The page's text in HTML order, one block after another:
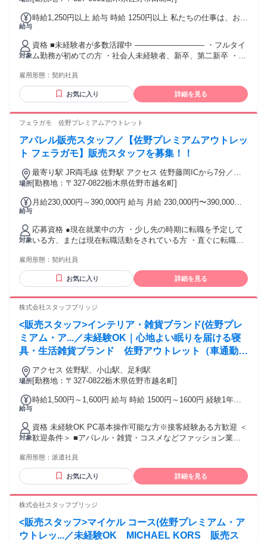
給与
時給1,250円以上 給与 時給 1250円以上 私たちの仕事は、お客
機会がたくさん。 あなたのアイデアと笑顔は、この街と、そ
こに住む人の毎日を豊かにします。 世界を目指すJINSの原点
は、そんな地域に根ざしたお店です。 ※さらに眼鏡作成技能
士資格を保有している場合、時給120円UP！ （社内承認後、
あり（月上限5万円まで支給）
対象
資格 ■未経験者が多数活躍中 ――――――――― ・フルタイ
ム勤務が初めての方 ・社会人未経験者、新卒、第二新卒 ・普
がなくて不安」という方も 教育研修制度が充実するJINSで
は、 問題なく活躍してくださっています。 【動画などの研修
ツール充実】 ※できることからスタートしつつ、 業務の合間
す◎ ■活躍するスタッフの特徴 ――――――――― ◇笑顔を
い方 ◇仲間と協力して働きたい方 【実はこんなタイプの方
も！】 ◇専門知識やスキルを身につけたい方 ◇多くの人が使
パレル販売店・雑貨販売店・アミューズメント 飲食店での接
客（居酒屋・カフェ・パン屋）など ■職場環境
44％：女性56％ 母性健康管理の為の休暇、生理休暇、子の看
◎
雇用形態： 契約社員
お気に入り 詳細を見る
フェラガモ 佐野プレミアムアウトレット
アパレル販売スタッフ／【佐野プレミアムアウトレッ
ト フェラガモ】販売スタッフを募集！！
場所
最寄り駅 JR両毛線 佐野駅 アクセス 佐野藤岡ICから7分／佐
野駅から市営バスで20分
[勤務地：〒327-0822栃木県佐野市越名町]
給与
月給230,000円～390,000円 給与 月給 230,000円〜390,000円
上、弊社規定により決定いたします。 【年収例】350万／30
歳（月給 266,000円+賞与+報奨金） 試用・研修 試用・研修の
有無：試用・研修期間あり 試用・研修時の雇用条件：本採用
時と異なる 試用・研修時の雇用形態：アルバイト・パート 試
情報：※試用期間あり（2ヵ月間）試用期間は上記時給となり
ます。 ※試用期間時給 販売未経験者 1200円〜
対象
応募資格 ●現在就業中の方 ・少し先の時期に転職を予定して
いる方、または現在転職活動をされている方 ・直ぐに転職を
働く条件をお聞かせください。 ●未経験の方 ・ファッション
に興味がある方 ・販売職にチャレンジしたい方 ★初めての方
でもファッション販売の基礎を習得しスタートすることが出
たホスピタリティー のある人 ・失敗をしてもあきらめない、
を伝え、相手の話に耳を傾ける事ができるコミュニケーショ
ン力 ・この会社/仕事を選択した理由を、自分の未来に重ねて
考えて伝えられる人 ・理念・ビジョンに共感できる人（人に
興味があり、相手の喜びを自分の事として捉えられる人） 知
識やスキルは経験して行く中で身につくもの。どんなにベテ
ランの先輩スタッフでもはじめは未経験です。人が好き・服
雇用形態： 契約社員
お気に入り 詳細を見る
株式会社スタッフブリッジ
<販売スタッフ>インテリア・雑貨ブランド(佐野プレ
ミアム・ア...／未経験OK｜心地よい眠りを届ける寝
具・生活雑貨ブランド 佐野アウトレット（車通勤可
能）
場所
アクセス 佐野駅、小山駅、足利駅
[勤務地：〒327-0822栃木県佐野市越名町]
給与
時給1,500円～1,600円 給与 時給 1500円～1600円 経験1年以
就業1年後には必ず1600円に昇給します！ 交通費：交通費支
給 公共交通機関で通勤する場合は、交通費全額支給いたしま
す。 車通勤の場合は、駐車場無料、ガソリン代一部支給とな
ります。
対象
資格 未経験OK PC基本操作可能な方※接客経験ある方歓迎 ＜
歓迎条件＞ ■アパレル・雑貨・コスメなどファッション業界
もOK！ ■その他、携帯ショップ店員や事務など、他業種から
の転職も大歓迎です。 【将来的には正社員も目指せる！】 ス
タッフブリッジでは、未経験から販売スタッフにチャレンジ
ャンスも！ キャリア相談や研修もあるので、アパレル・ファ
雇用形態： 派遣社員
お気に入り 詳細を見る
株式会社スタッフブリッジ
<販売スタッフ>マイケル コース(佐野プレミアム・ア
ウトレッ...／未経験OK MICHAEL KORS 販売ス